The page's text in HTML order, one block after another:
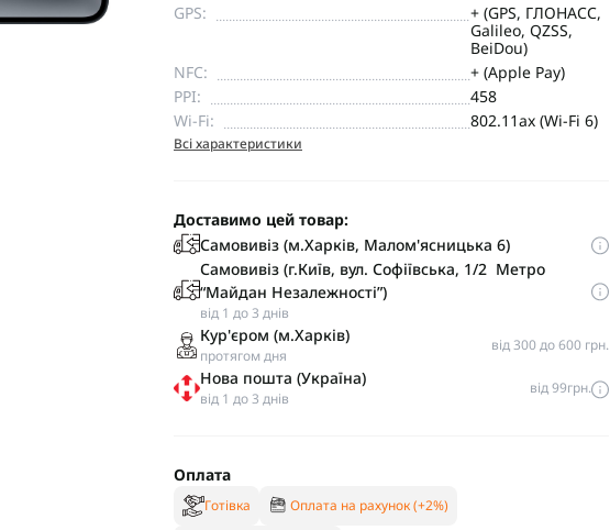
GPS:
+ (GPS, ГЛОНАСС,
Galileo, QZSS,
BeiDou)
NFC:
+ (Apple Pay)
PPI:
458
Wi-Fi:
802.11ax (Wi-Fi 6)
Всі характеристики
Доставимо цей товар:
Самовивіз (м.Харків, Малом'ясницька 6)
Самовивіз (г.Київ, вул. Софіївська, 1/2 Метро
“Майдан Незалежності”)
від 1 до 3 днів
Кур'єром (м.Харків)
протягом дня
від 300 до 600 грн.
Нова пошта (Україна)
від 1 до 3 днів
від 99грн.
Оплата
Готівка Оплата на рахунок (+2%)